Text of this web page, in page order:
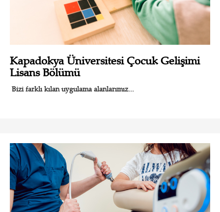
Kapadokya Üniversitesi Çocuk Gelişimi
Lisans Bölümü
Bizi farklı kılan uygulama alanlarımız...